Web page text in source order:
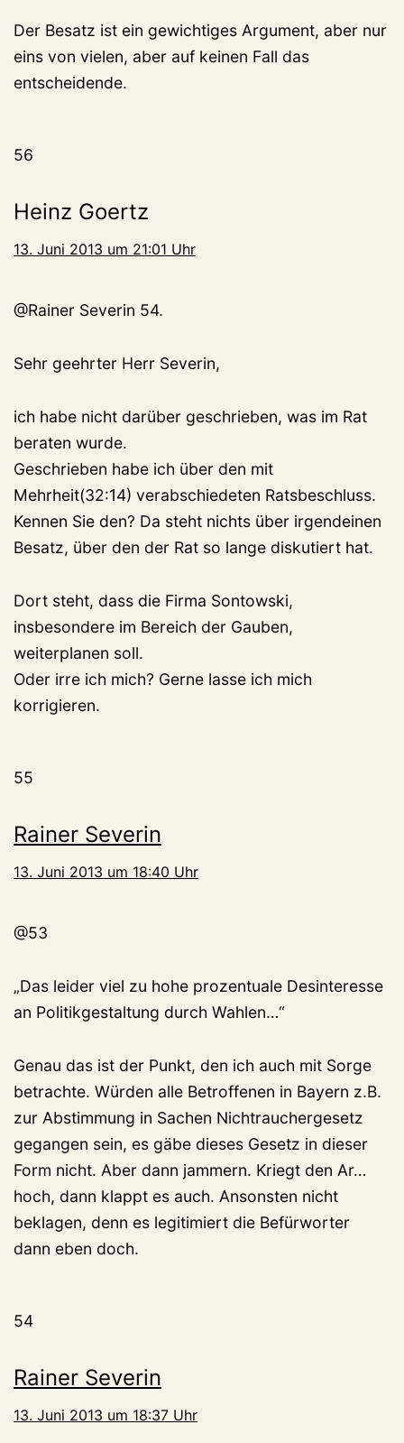
Der Besatz ist ein gewichtiges Argument, aber nur
eins von vielen, aber auf keinen Fall das
entscheidende.
56
Heinz Goertz
13. Juni 2013 um 21:01 Uhr
@Rainer Severin 54.
Sehr geehrter Herr Severin,
ich habe nicht darüber geschrieben, was im Rat
beraten wurde.
Geschrieben habe ich über den mit
Mehrheit(32:14) verabschiedeten Ratsbeschluss.
Kennen Sie den? Da steht nichts über irgendeinen
Besatz, über den der Rat so lange diskutiert hat.
Dort steht, dass die Firma Sontowski,
insbesondere im Bereich der Gauben,
weiterplanen soll.
Oder irre ich mich? Gerne lasse ich mich
korrigieren.
55
Rainer Severin
13. Juni 2013 um 18:40 Uhr
@53
„Das leider viel zu hohe prozentuale Desinteresse
an Politikgestaltung durch Wahlen…“
Genau das ist der Punkt, den ich auch mit Sorge
betrachte. Würden alle Betroffenen in Bayern z.B.
zur Abstimmung in Sachen Nichtrauchergesetz
gegangen sein, es gäbe dieses Gesetz in dieser
Form nicht. Aber dann jammern. Kriegt den Ar…
hoch, dann klappt es auch. Ansonsten nicht
beklagen, denn es legitimiert die Befürworter
dann eben doch.
54
Rainer Severin
13. Juni 2013 um 18:37 Uhr